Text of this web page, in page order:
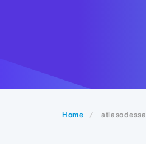
Home atlasodessa